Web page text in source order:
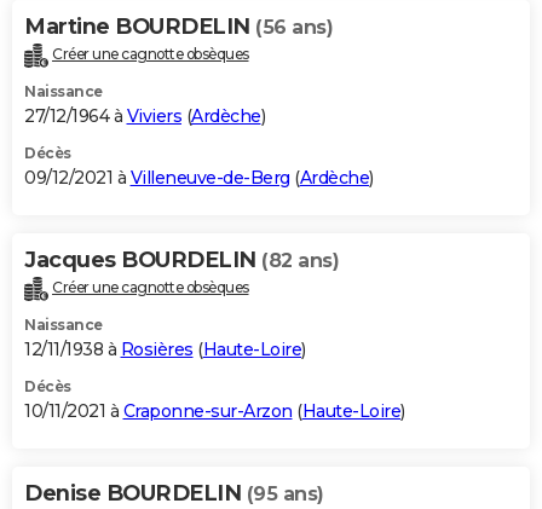
Martine BOURDELIN (56 ans)
Créer une cagnotte obsèques
Naissance
27/12/1964 à Viviers (Ardèche)
Décès
09/12/2021 à Villeneuve-de-Berg (Ardèche)
Jacques BOURDELIN (82 ans)
Créer une cagnotte obsèques
Naissance
12/11/1938 à Rosières (Haute-Loire)
Décès
10/11/2021 à Craponne-sur-Arzon (Haute-Loire)
Denise BOURDELIN (95 ans)